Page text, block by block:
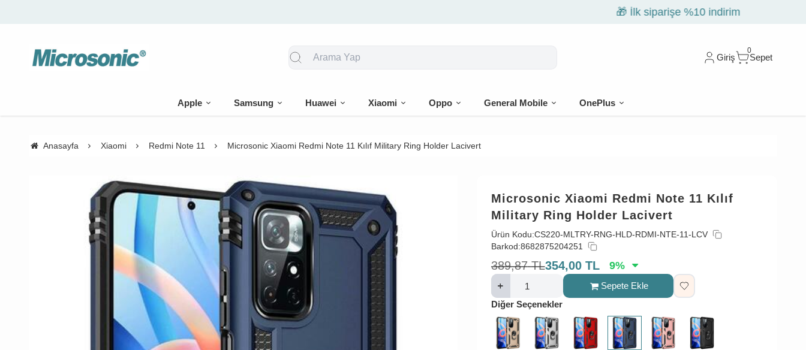
Giriş
0
Sepet
Apple Samsung Huawei Xiaomi Oppo General Mobile OnePlus
Anasayfa Xiaomi Redmi Note 11 Microsonic Xiaomi Redmi Note 11 Kılıf Military Ring Holder Lacivert
Microsonic Xiaomi Redmi Note 11 Kılıf
Military Ring Holder Lacivert
Ürün Kodu:CS220-MLTRY-RNG-HLD-RDMI-NTE-11-LCV
Barkod:8682875204251
389,87 TL354,00 TL 9%
Sepete Ekle
Diğer Seçenekler